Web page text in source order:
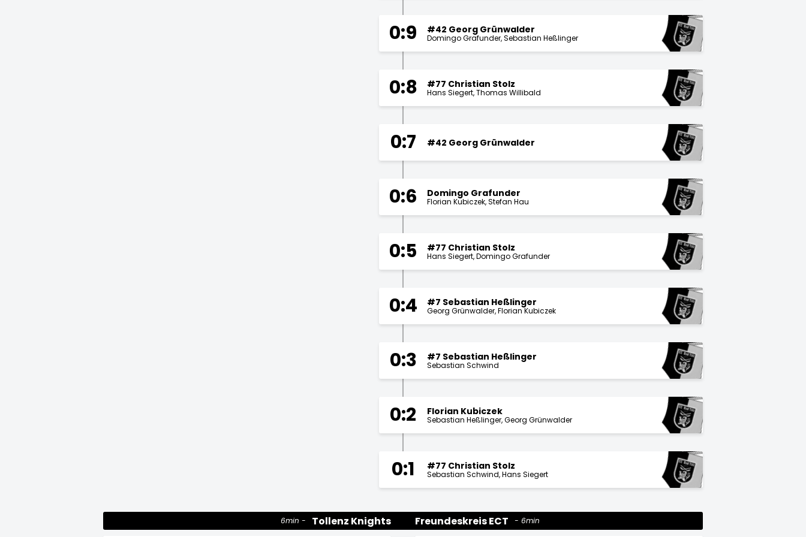
0:9 #42 Georg Grünwalder
Domingo Grafunder Sebastian Heßlinger
0:8 #77 Christian Stolz
Hans Siegert Thomas Willibald
0:7 #42 Georg Grünwalder
0:6 Domingo Grafunder
Florian Kubiczek Stefan Hau
0:5 #77 Christian Stolz
Hans Siegert Domingo Grafunder
0:4 #7 Sebastian Heßlinger
Georg Grünwalder Florian Kubiczek
0:3 #7 Sebastian Heßlinger
Sebastian Schwind
0:2 Florian Kubiczek
Sebastian Heßlinger Georg Grünwalder
0:1 #77 Christian Stolz
Sebastian Schwind Hans Siegert
Tollenz Knights
6min Freundeskreis ECT 6min